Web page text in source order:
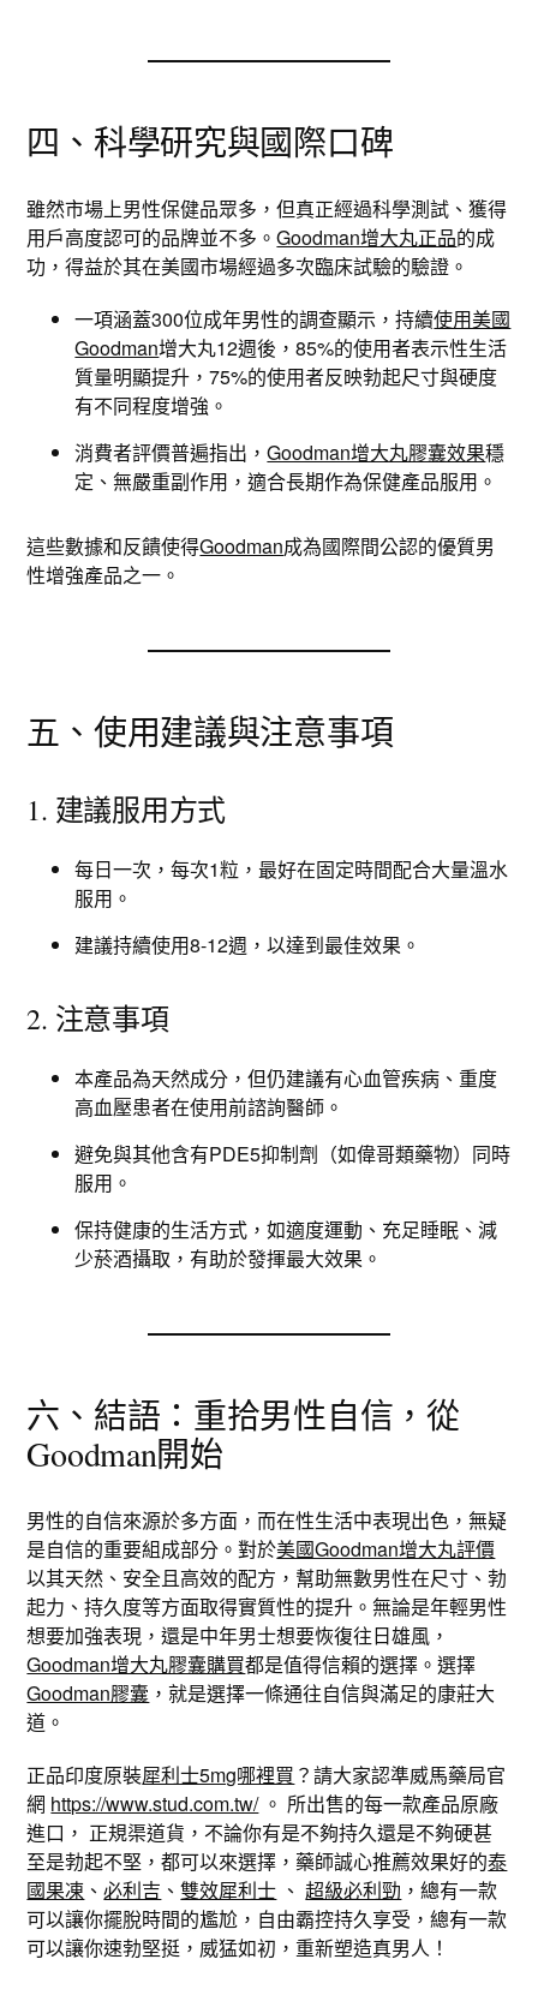
四、科學研究與國際口碑
雖然市場上男性保健品眾多，但真正經過科學測試、獲得
用戶高度認可的品牌並不多。Goodman增大丸正品的成
功，得益於其在美國市場經過多次臨床試驗的驗證。
一項涵蓋300位成年男性的調查顯示，持續使用美國
Goodman增大丸12週後，85%的使用者表示性生活
質量明顯提升，75%的使用者反映勃起尺寸與硬度
有不同程度增強。
消費者評價普遍指出，Goodman增大丸膠囊效果穩
定、無嚴重副作用，適合長期作為保健產品服用。
這些數據和反饋使得Goodman成為國際間公認的優質男
性增強產品之一。
五、使用建議與注意事項
1. 建議服用方式
每日一次，每次1粒，最好在固定時間配合大量溫水
服用。
建議持續使用8-12週，以達到最佳效果。
2. 注意事項
本產品為天然成分，但仍建議有心血管疾病、重度
高血壓患者在使用前諮詢醫師。
避免與其他含有PDE5抑制劑（如偉哥類藥物）同時
服用。
保持健康的生活方式，如適度運動、充足睡眠、減
少菸酒攝取，有助於發揮最大效果。
六、結語：重拾男性自信，從
Goodman開始
男性的自信來源於多方面，而在性生活中表現出色，無疑
是自信的重要組成部分。對於美國Goodman增大丸評價
以其天然、安全且高效的配方，幫助無數男性在尺寸、勃
起力、持久度等方面取得實質性的提升。無論是年輕男性
想要加強表現，還是中年男士想要恢復往日雄風，
Goodman增大丸膠囊購買都是值得信賴的選擇。選擇
Goodman膠囊 ，就是選擇一條通往自信與滿足的康莊大
道。
正品印度原裝犀利士5mg哪裡買 ？請大家認準威馬藥局官
網 https://www.stud.com.tw/。 所出售的每一款產品原廠
進口， 正規渠道貨，不論你有是不夠持久還是不夠硬甚
至是勃起不堅，都可以來選擇，藥師誠心推薦效果好的泰
國果凍 、必利吉 、雙效犀利士 、超級必利勁 ，總有一款
可以讓你擺脫時間的尷尬，自由霸控持久享受，總有一款
可以讓你速勃堅挺，威猛如初，重新塑造真男人！